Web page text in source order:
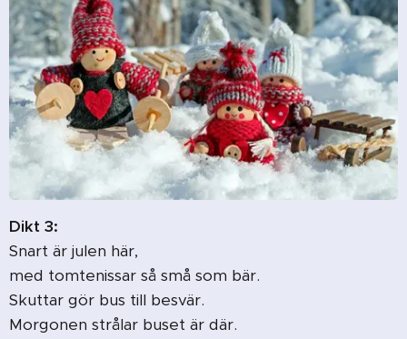
Dikt 3:
Snart är julen här,
med tomtenissar så små som bär.
Skuttar gör bus till besvär.
Morgonen strålar buset är där.